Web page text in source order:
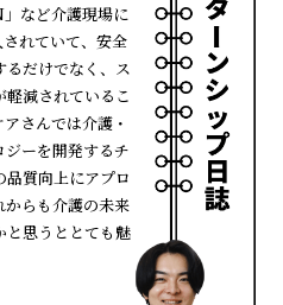
」など介護現場に
れていて、安全
るだけでなく、ス
減されているこ
さんでは介護・
ーを開発するチ
質向上にアプロ
からも介護の未来
と思うととても魅